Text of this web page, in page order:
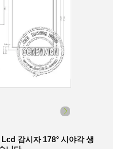
감시자 178° 시야각 생